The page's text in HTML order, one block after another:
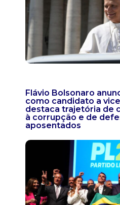
Flávio Bolsonaro
como candidato a
destaca trajetória de
à corrupção e de
aposentados